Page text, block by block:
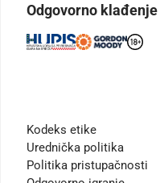
Odgovorno klađenje
Kodeks etike
Urednička politika
Politika pristupačnosti